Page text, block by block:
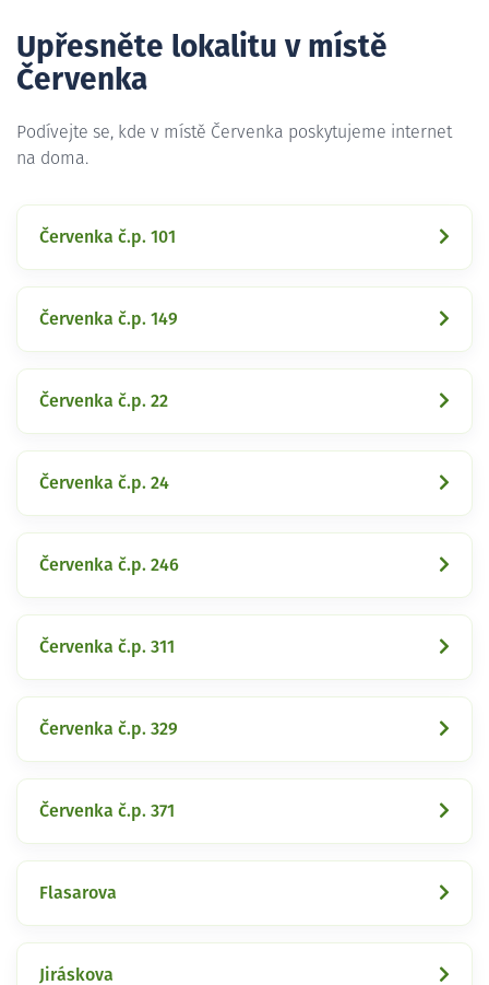
Upřesněte lokalitu v místě
Červenka
Podívejte se, kde v místě Červenka poskytujeme internet
na doma.
Červenka č.p. 101
Červenka č.p. 149
Červenka č.p. 22
Červenka č.p. 24
Červenka č.p. 246
Červenka č.p. 311
Červenka č.p. 329
Červenka č.p. 371
Flasarova
Jiráskova